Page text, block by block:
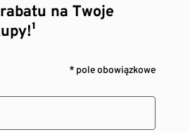
na Twoje
* pole obowiązkowe